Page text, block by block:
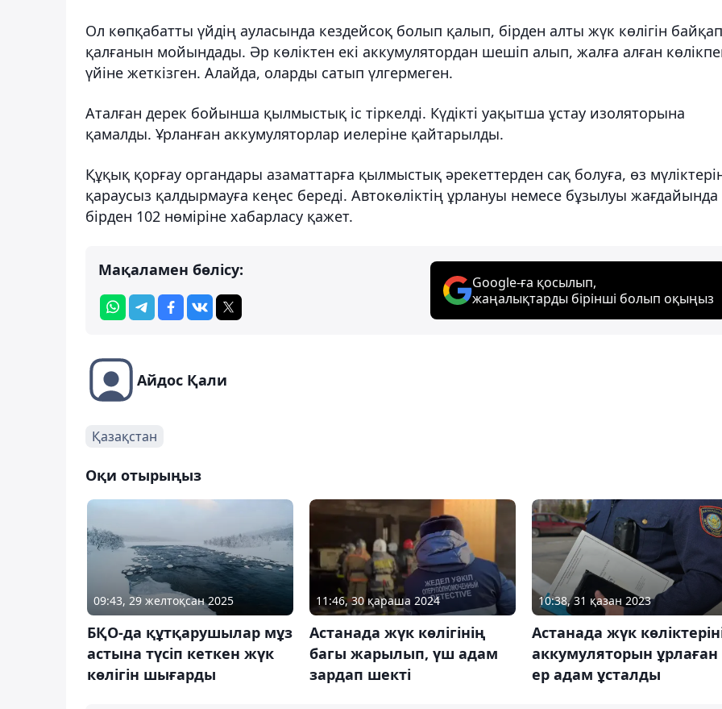
Ол көпқабатты үйдің ауласында кездейсоқ болып қалып, бірден алты жүк көлігін байқап
қалғанын мойындады. Әр көліктен екі аккумулятордан шешіп алып, жалға алған
үйіне жеткізген. Алайда, оларды сатып үлгермеген.
Аталған дерек бойынша қылмыстық іс тіркелді. Күдікті уақытша ұстау изоляторына
қамалды. Ұрланған аккумуляторлар иелеріне қайтарылды.
Құқық қорғау органдары азаматтарға қылмыстық әрекеттерден сақ болуға, өз
қараусыз қалдырмауға кеңес береді. Автокөліктің ұрлануы немесе бұзылуы жағдайында
бірден 102 нөміріне хабарласу қажет.
Мақаламен бөлісу:
Google-ға қосылып,
жаңалықтарды бірінші болып оқыңыз
Айдос Қали
Қазақстан
Оқи отырыңыз
09:43, 29 желтоқсан 2025
БҚО-да құтқарушылар мұз
астына түсіп кеткен жүк
көлігін шығарды
11:46, 30 қараша 2024
Астанада жүк көлігінің
багы жарылып, үш адам
зардап шекті
10:38, 31 қазан 2023
Астанада жүк
аккумуляторын ұрлаған
ер адам ұсталды